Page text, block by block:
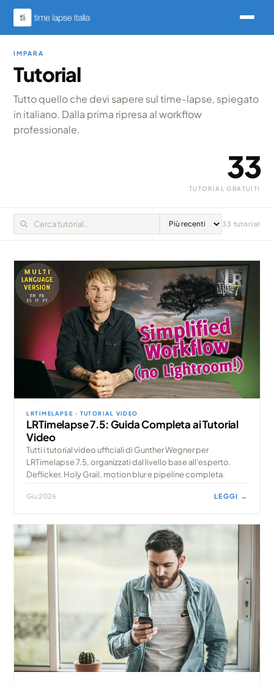
IMPARA
Tutorial
Tutto quello che devi sapere sul time-lapse, spiegato
in italiano. Dalla prima ripresa al workflow
professionale.
33
TUTORIAL GRATUITI
33 tutorial
LRTIMELAPSE · TUTORIAL VIDEO
LRTimelapse 7.5: Guida Completa ai Tutorial
Video
Tutti i tutorial video ufficiali di Gunther Wegner per
LRTimelapse 7.5, organizzati dal livello base all'esperto.
Deflicker, Holy Grail, motion blur e pipeline completa.
Giu 2026 LEGGI →